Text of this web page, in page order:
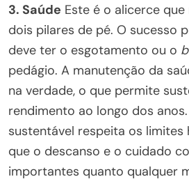
3. Saúde Este é o alicerce
dois pilares de pé. O sucesso
deve ter o esgotamento ou o
pedágio. A manutenção da
na verdade, o que permite
rendimento ao longo dos
sustentável respeita os limites
que o descanso e o cuidado
importantes quanto qualquer